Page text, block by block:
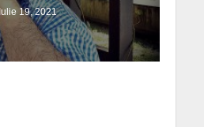
Iulie 19, 2021